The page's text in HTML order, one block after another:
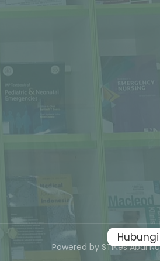
Powered by STIKes Abdi